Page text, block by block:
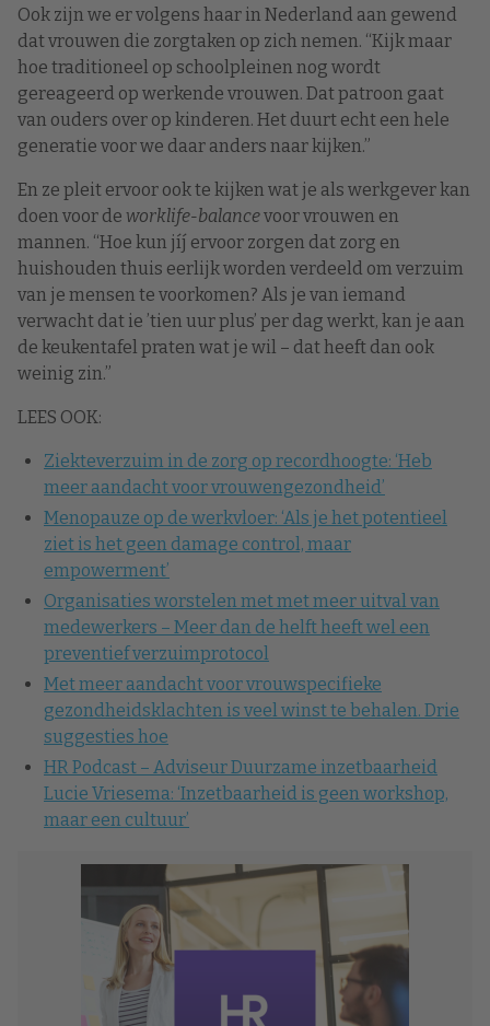
Ook zijn we er volgens haar in Nederland aan gewend
dat vrouwen die zorgtaken op zich nemen. “Kijk maar
hoe traditioneel op schoolpleinen nog wordt
gereageerd op werkende vrouwen. Dat patroon gaat
van ouders over op kinderen. Het duurt echt een hele
generatie voor we daar anders naar kijken.”
En ze pleit ervoor ook te kijken wat je als werkgever kan
doen voor de worklife-balancevoor vrouwen en
mannen. “Hoe kun jíj ervoor zorgen dat zorg en
huishouden thuis eerlijk worden verdeeld om verzuim
van je mensen te voorkomen? Als je van iemand
verwacht dat ie ’tien uur plus’ per dag werkt, kan je aan
de keukentafel praten wat je wil – dat heeft dan ook
weinig zin.”
LEES OOK:
Ziekteverzuim in de zorg op recordhoogte: ‘Heb
meer aandacht voor vrouwengezondheid’
Menopauze op de werkvloer: ‘Als je het potentieel
ziet is het geen damage control, maar
empowerment’
Organisaties worstelen met met meer uitval van
medewerkers – Meer dan de helft heeft wel een
preventief verzuimprotocol
Met meer aandacht voor vrouwspecifieke
gezondheidsklachten is veel winst te behalen. Drie
suggesties hoe
HR Podcast – Adviseur Duurzame inzetbaarheid
Lucie Vriesema: ‘Inzetbaarheid is geen workshop,
maar een cultuur’